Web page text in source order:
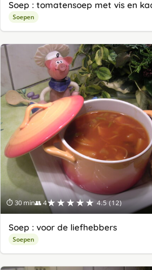
Soep : tomatensoep met vis en
Soepen
⏱ 30 min👥 4★★★★★ 4.5 (12)
Soep : voor de liefhebbers
Soepen